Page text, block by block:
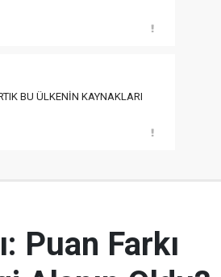
BU ÜLKENİN KAYNAKLARI
Puan Farkı